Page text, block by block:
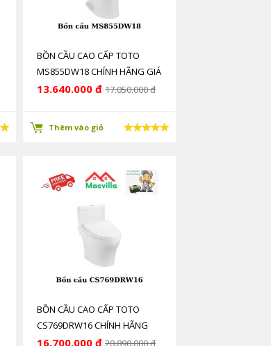
BỒN CẦU CAO CẤP TOTO
MS855DW18 CHÍNH HÃNG GIÁ
RẺ
13.640.000 đ 17.050.000 đ
Thêm vào giỏ
BỒN CẦU CAO CẤP TOTO
CS769DRW16 CHÍNH HÃNG
GIÁ RẺ
16.700.000 đ 20.890.000 đ